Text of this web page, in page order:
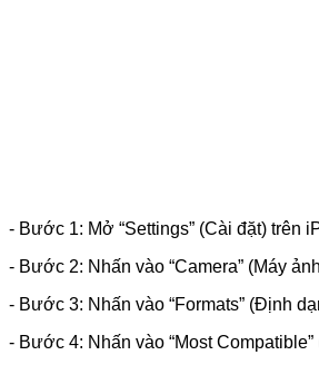
- Bước 1: Mở “Settings” (Cài đặt) trên
- Bước 2: Nhấn vào “Camera” (Máy
- Bước 3: Nhấn vào “Formats” (Định
- Bước 4: Nhấn vào “Most